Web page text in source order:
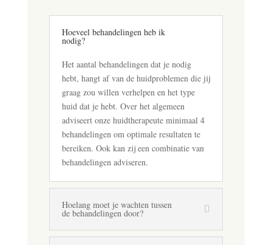
Hoeveel behandelingen heb ik
nodig?
Het aantal behandelingen dat je nodig
hebt, hangt af van de huidproblemen die jij
graag zou willen verhelpen en het type
huid dat je hebt. Over het algemeen
adviseert onze huidtherapeute minimaal 4
behandelingen om optimale resultaten te
bereiken. Ook kan zij een combinatie van
behandelingen adviseren.
Hoelang moet je wachten tussen
de behandelingen door?